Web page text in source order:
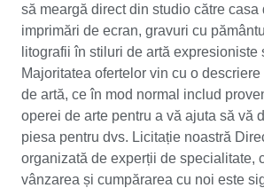
să meargă direct din studio către casa
imprimări de ecran, gravuri cu
litografii în stiluri de artă expresioniste
Majoritatea ofertelor vin cu o
de artă, ce în mod normal includ
operei de arte pentru a vă ajuta să vă
piesa pentru dvs. Licitație noastră
organizată de experții de specialitate,
vânzarea și cumpărarea cu noi este